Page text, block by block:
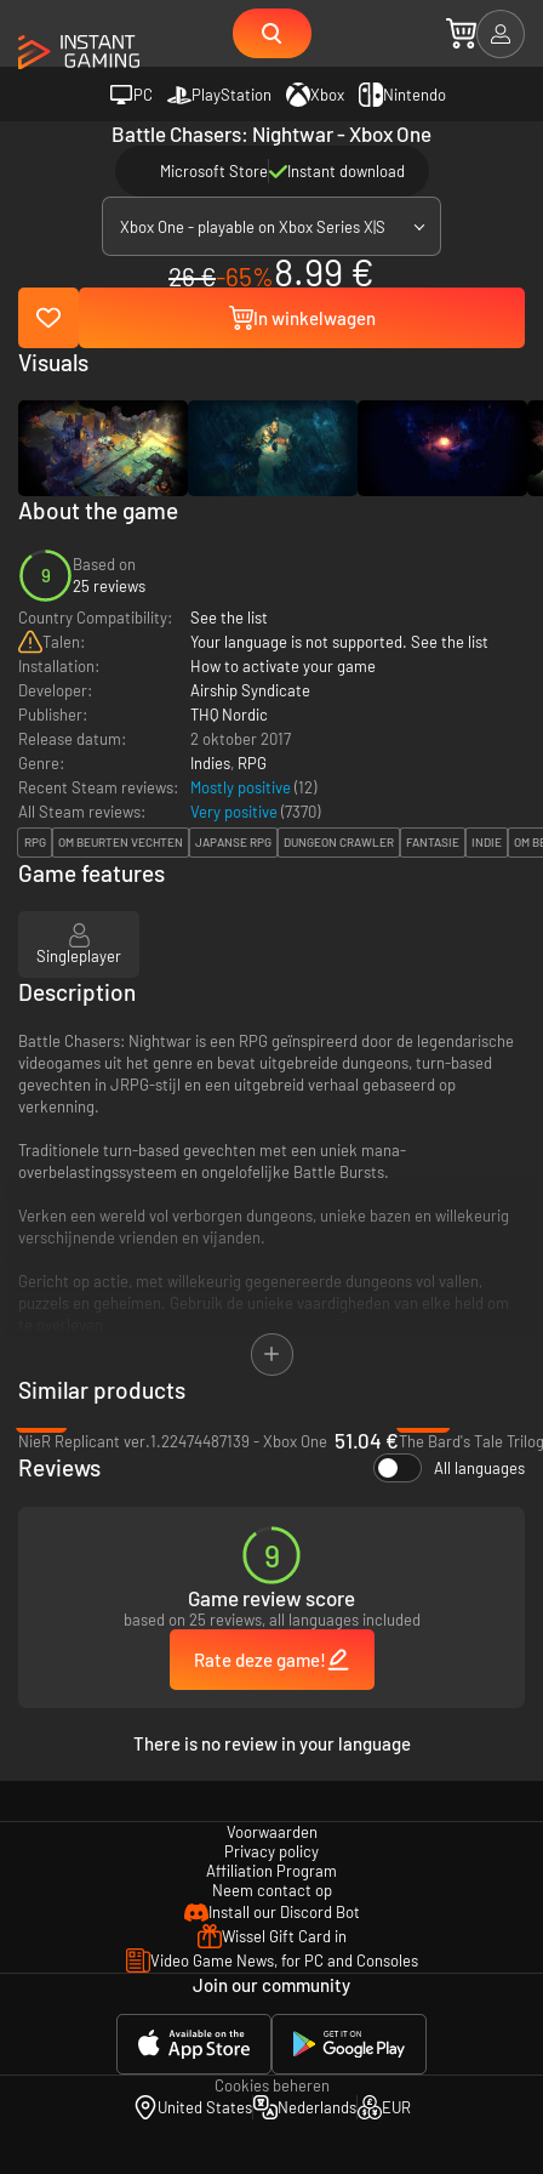
PC PlayStation Xbox Nintendo
Battle Chasers: Nightwar - Xbox One
Microsoft Store Instant download
Xbox One - playable on Xbox Series X|S
26 €-65%8.99 €
In winkelwagen
About the game
9
Based on
25 reviews
Country Compatibility:
See the list
Talen:
Your language is not supported. See the list
Installation:
How to activate your game
Developer:
Airship Syndicate
Publisher:
THQ Nordic
Release datum:
2 oktober 2017
Genre:
Indies, RPG
Recent Steam reviews:
Mostly positive (12)
All Steam reviews:
Very positive (7370)
RPG OM BEURTEN VECHTEN JAPANSE RPG DUNGEON CRAWLER FANTASIE INDIE OM
Visuals
Game features
Singleplayer
Description
Battle Chasers: Nightwar is een RPG geïnspireerd door de legendarische
videogames uit het genre en bevat uitgebreide dungeons, turn-based
gevechten in JRPG-stijl en een uitgebreid verhaal gebaseerd op
verkenning.
Traditionele turn-based gevechten met een uniek mana-
overbelastingssysteem en ongelofelijke Battle Bursts.
Verken een wereld vol verborgen dungeons, unieke bazen en willekeurig
verschijnende vrienden en vijanden.
Gericht op actie, met willekeurig gegenereerde dungeons vol vallen,
puzzels en geheimen. Gebruik de unieke vaardigheden van elke held om
Kies voor je groep drie van de zes beschikbare helden uit de beroemde
comic, die elk unieke krachten, kwaliteiten, voorwerpen en dungeon-
Verdiep je in het maaksysteem en gebruik het unieke
materiaaloverbelastingssysteem om epische voorwerpen te maken!
uitgebracht en kreeg al gauw een enthousiaste cult-aanhang.
Similar products
NieR Replicant ver.1.22474487139 - Xbox One 51.04 €
Reviews All languages
9
Game review score
based on 25 reviews, all languages included
Rate deze game!
There is no review in your language
Voorwaarden
Privacy policy
Affiliation Program
Neem contact op
Install our Discord Bot
Wissel Gift Card in
Video Game News, for PC and Consoles
Join our community
Cookies beheren
United States
Nederlands EUR